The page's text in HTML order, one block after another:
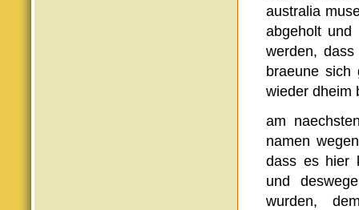
australia
abgeholt und
werden,
braeune sich
wieder dheim
am
namen
dass es hier
und
wurden,